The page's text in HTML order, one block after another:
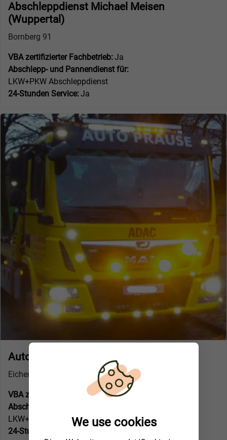
Abschleppdienst Michael Meisen
(Wuppertal)
Bornberg 91
VBA zertifizierter Fachbetrieb:Ja
Abschlepp- und Pannendienst für:
LKW+PKW Abschleppdienst
24-Stunden Service:Ja
Auto Prause (Wuppertal)
Eichenhofer Weg 10
VBA zertifizierter Fachbetrieb:Nein
Abschlepp- und Pannendienst für:
LKW+PKW Abschleppdienst
24-Stunden Service:
We use cookies